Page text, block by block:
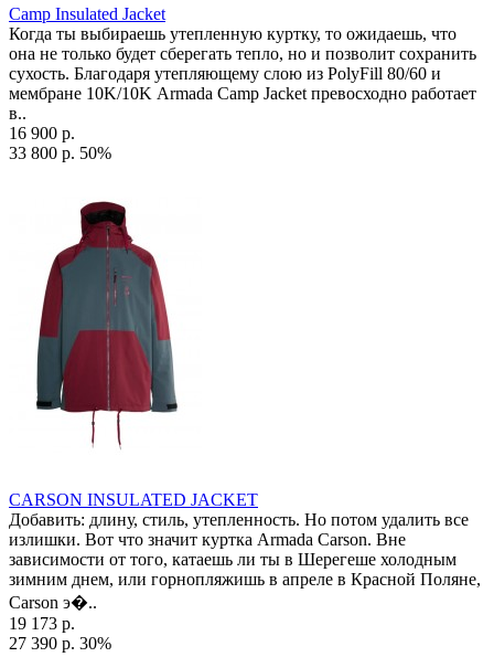
Camp Insulated Jacket
Когда ты выбираешь утепленную куртку, то ожидаешь, что
она не только будет сберегать тепло, но и позволит сохранить
сухость. Благодаря утепляющему слою из PolyFill 80/60 и
мембране 10K/10K Armada Camp Jacket превосходно работает
в..
16 900 р.
33 800 р. 50%
CARSON INSULATED JACKET
Добавить: длину, стиль, утепленность. Но потом удалить все
излишки. Вот что значит куртка Armada Carson. Вне
зависимости от того, катаешь ли ты в Шерегеше холодным
зимним днем, или горнопляжишь в апреле в Красной Поляне,
Carson э�..
19 173 р.
27 390 р. 30%